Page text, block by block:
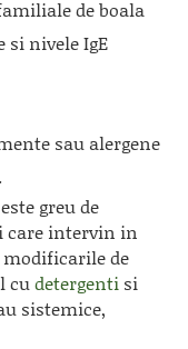
de boala
nivele IgE
sau alergene
greu de
care intervin in
de
cudetergenti si
sistemice,